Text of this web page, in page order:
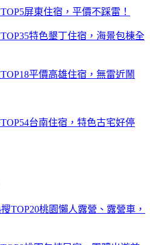
屏東住宿，平價不踩雷！
特色墾丁住宿，海景包棟全
平價高雄住宿，無雷近鬧
台南住宿，特色古宅好停
TOP20桃園懶人露營、露營車，